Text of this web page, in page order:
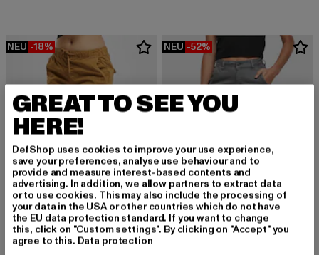
NEU -18%
URBAN CLASSICS
NEU -52%
GREAT TO SEE YOU
HERE!
DefShop uses cookies to improve your use experience,
save your preferences, analyse use behaviour and to
provide and measure interest-based contents and
advertising. In addition, we allow partners to extract data
or to use cookies. This may also include the processing of
your data in the USA or other countries which do not have
the EU data protection standard. If you want to change
this, click on "Custom settings". By clicking on "Accept" you
agree to this. Data protection